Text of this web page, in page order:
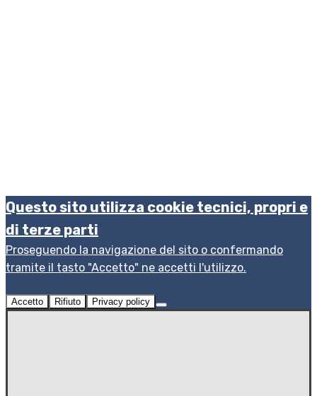
Questo sito utilizza cookie tecnici, propri e
di terze parti
Proseguendo la navigazione del sito o confermando
tramite il tasto "Accetto" ne accetti l'utilizzo.
Accetto Rifiuto Privacy policy